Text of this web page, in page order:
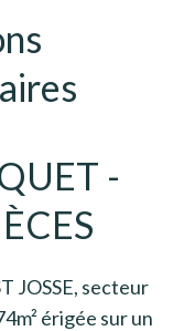
-
JOSSE, secteur
érigée sur un